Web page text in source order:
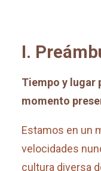
I.
Tiempo y lugar
momento
Estamos en un
velocidades
cultura diversa